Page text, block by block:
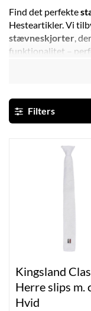
Find det perfekte
Hesteartikler. Vi
stævneskjorter,
funktionalitet –
har vi det rette
Filters
Kingsland
Herre slips m.
Hvid